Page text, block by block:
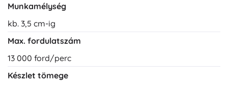
Munkamélység
kb. 3,5 cm-ig
Max. fordulatszám
13 000 ford/perc
Készlet tömege